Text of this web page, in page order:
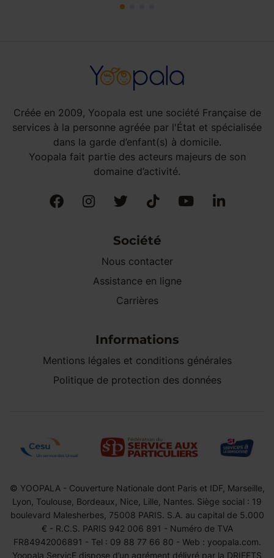
Créée en 2009, Yoopala est une société Française de
services à la personne agréée par l'État et spécialisée
dans la garde d’enfant(s) à domicile.
Yoopala fait partie des acteurs majeurs de son
domaine d’activité.
Société
Nous contacter
Assistance en ligne
Carrières
Informations
Mentions légales et conditions générales
Politique de protection des données
© YOOPALA - Couverture Nationale dont Paris et IDF, Marseille,
Lyon, Toulouse, Bordeaux, Nice, Lille, Nantes. Siège social : 19
boulevard Malesherbes, 75008 PARIS. S.A. au capital de 5.000
€ - R.C.S. PARIS 942 006 891 - Numéro de TVA
FR84942006891 - Tel : 09 88 77 66 80 - Web : yoopala.com.
Yoopala ServicE dispose d’un agrément délivré par la DRIEETS